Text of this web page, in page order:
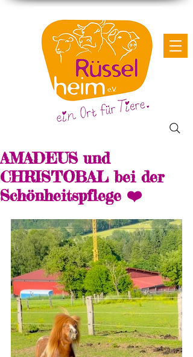
AMADEUS und
CHRISTOBAL bei der
Schönheitspflege ❤️